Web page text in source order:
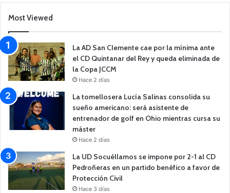
Most Viewed
La AD San Clemente cae por la mínima ante
el CD Quintanar del Rey y queda eliminada de
la Copa JCCM
Hace 2 días
La tomellosera Lucía Salinas consolida su
sueño americano: será asistente de
entrenador de golf en Ohio mientras cursa su
máster
Hace 2 días
La UD Socuéllamos se impone por 2-1 al CD
Pedroñeras en un partido benéfico a favor de
Protección Civil
Hace 3 días